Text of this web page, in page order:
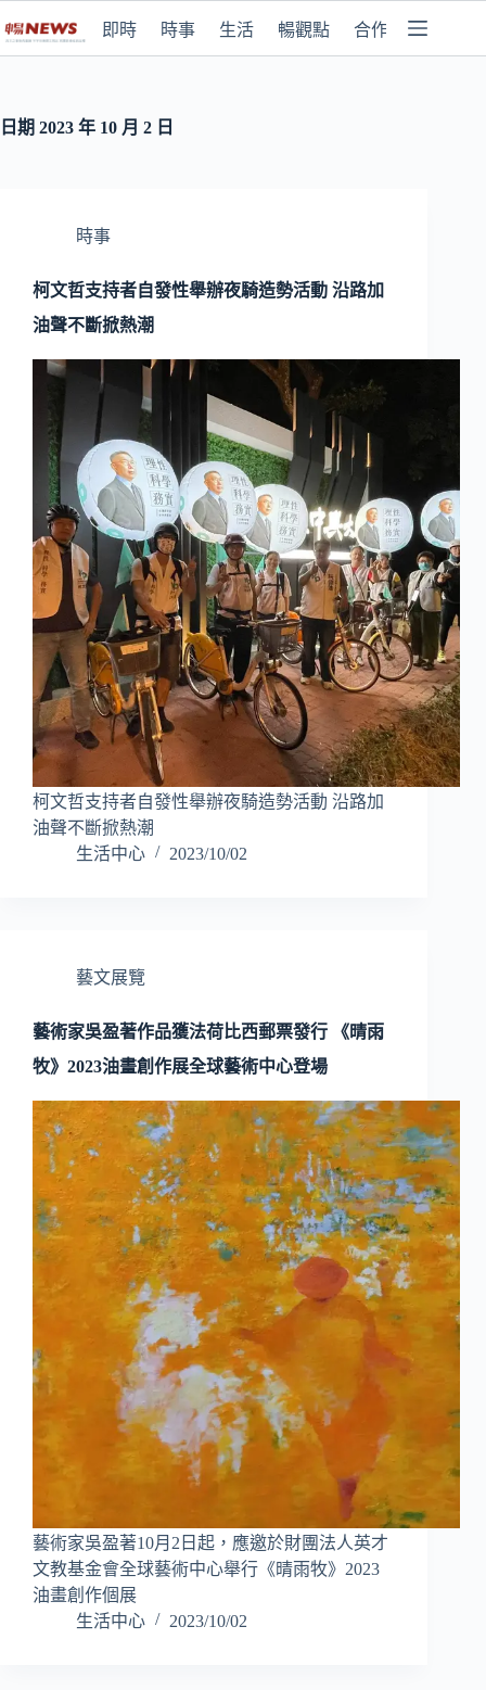
即時 時事 生活 暢觀點 合作媒體
日期 2023 年 10 月 2 日
時事
柯文哲支持者自發性舉辦夜騎造勢活動 沿路加
油聲不斷掀熱潮
柯文哲支持者自發性舉辦夜騎造勢活動 沿路加
油聲不斷掀熱潮
生活中心
2023/10/02
藝文展覽
藝術家吳盈著作品獲法荷比西郵票發行 《晴雨
牧》2023油畫創作展全球藝術中心登場
藝術家吳盈著10月2日起，應邀於財團法人英才
文教基金會全球藝術中心舉行《晴雨牧》2023
油畫創作個展
生活中心
2023/10/02